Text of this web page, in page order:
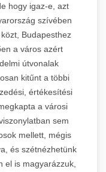
hogy igaz-e, azt
szívében
Budapesthez
a város azért
útvonalak
kitűnt a többi
értékesítési
a városi
sem
mellett, mégis
és szétnézhetünk
el is magyarázzuk,